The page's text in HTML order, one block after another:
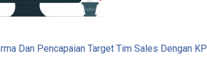
Dan Pencapaian Target Tim Sales Dengan KPI